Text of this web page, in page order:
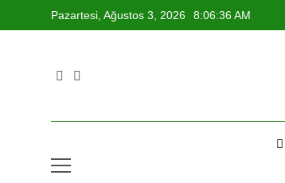
to
Pazartesi, Ağustos 3, 2026 8:06:36 AM